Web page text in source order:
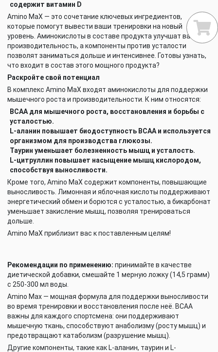
содержит витамин D
Amino MaX — это сочетание ключевых ингредиентов,
которые помогут вывести ваши тренировки на новый
уровень. Аминокислоты в составе продукта улучшат вашу
производительность, а компоненты против усталости
позволят заниматься дольше и интенсивнее. Готовы узнать,
что входит в состав этого мощного продукта?
Раскройте свой потенциал
В комплекс Amino MaX входят аминокислоты для поддержки
мышечного роста и производительности. К ним относятся:
BCAA для мышечного роста, восстановления и борьбы с
усталостью.
L-аланин повышает биодоступность BCAA и используется
организмом для производства глюкозы.
Таурин уменьшает болезненность мышц и усталость.
L-цитруллин повышает насыщение мышц кислородом,
способствуя выносливости.
Кроме того, Amino MaX содержит компоненты, повышающие
выносливость. Лимонная и яблочная кислоты поддерживают
энергетический обмен и борются с усталостью, а бикарбонат
уменьшает закисление мышц, позволяя тренироваться
дольше.
Amino MaX приблизит вас к поставленным целям!
Рекомендации по применению: принимайте в качестве
диетической добавки, смешайте 1 мерную ложку (14,5 грамм)
с 250-300 мл воды.
Amino Max — мощная формула для поддержки выносливости
во время тренировки и восстановления после неё. BCAA
важны для каждого спортсмена: они поддерживают
мышечную ткань, способствуют анаболизму (росту мышц) и
предотвращают катаболизм (разрушение мышц).
Другие компоненты, такие как L-аланин, таурин и L-